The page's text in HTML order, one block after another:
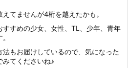
てませんが4桁を越えたかも。
すめの少女、女性、TL、少年、青年
もお届けしているので、気になった
てくださいね♪